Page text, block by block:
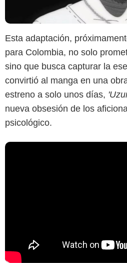
Esta adaptación,
para Colombia, no solo
sino que busca capturar la
convirtió al manga en una
estreno a solo unos días,
nueva obsesión de los
psicológico.